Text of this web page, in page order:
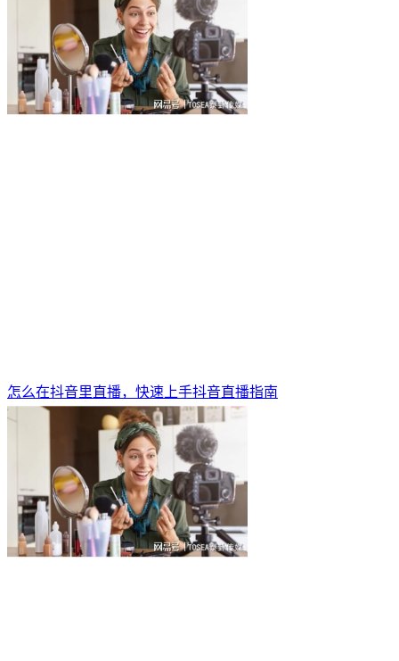
怎么在抖音里直播，快速上手抖音直播指南